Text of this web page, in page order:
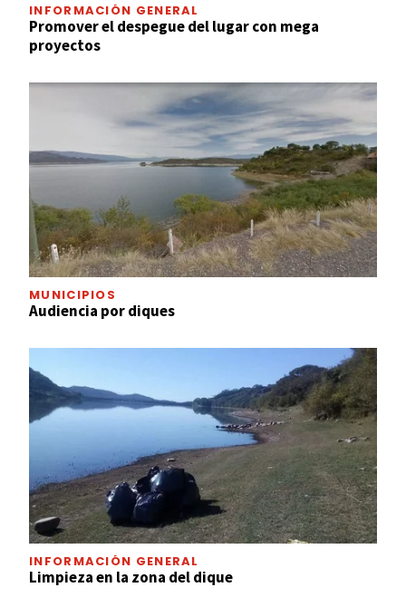
INFORMACIÓN GENERAL
Promover el despegue del lugar con mega
proyectos
MUNICIPIOS
Audiencia por diques
INFORMACIÓN GENERAL
Limpieza en la zona del dique